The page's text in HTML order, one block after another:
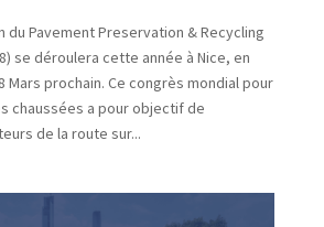
du Pavement Preservation & Recycling
se déroulera cette année à Nice, en
Mars prochain. Ce congrès mondial pour
chaussées a pour objectif de
de la route sur...